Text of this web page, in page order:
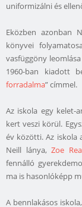
uniformizálni és
Eközben azonban
könyvei
vasfüggöny
1960-ban kiadott
forradalma” címmel.
Az iskola egy kelet-
kert veszi körül.
év közötti. Az iskola
Neill lánya,Zoe
fennálló
ma is hasonlóképp
A bennlakásos